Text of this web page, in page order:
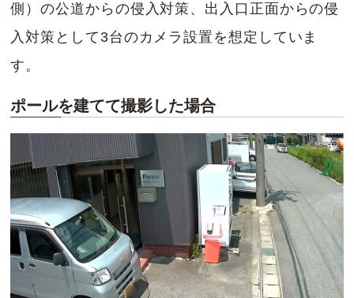
側）の公道からの侵入対策、出入口正面からの侵
入対策として3台のカメラ設置を想定していま
す。
ポールを建てて撮影した場合